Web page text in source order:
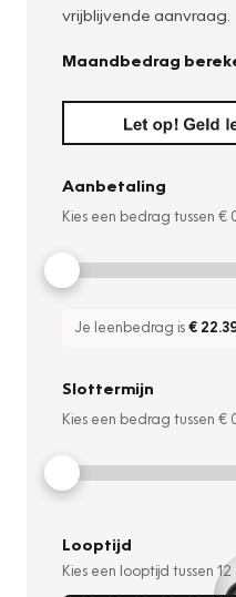
vrijblijvende aanvraag.
Maandbedrag
Aanbetaling
Kies een bedrag tussen €
Je leenbedrag is€
Slottermijn
Kies een bedrag tussen €
Looptijd
Kies een looptijd tussen 12